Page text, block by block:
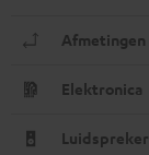
Afmetingen
Elektronica
Luidspreker